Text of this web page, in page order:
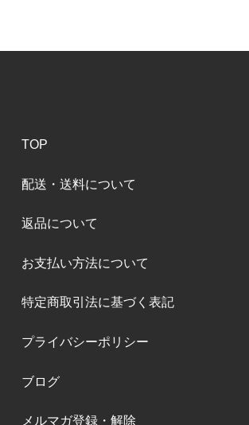
TOP
配送・送料について
返品について
お支払い方法について
特定商取引法に基づく表記
プライバシーポリシー
ブログ
メルマガ登録・解除